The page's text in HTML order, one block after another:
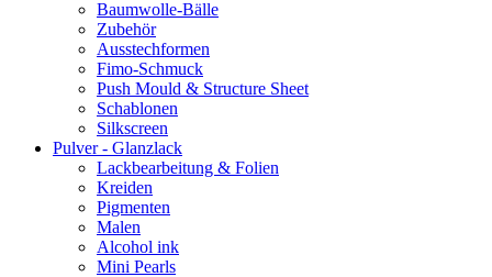
Baumwolle-Bälle
Zubehör
Ausstechformen
Fimo-Schmuck
Push Mould & Structure Sheet
Schablonen
Silkscreen
Pulver - Glanzlack
Lackbearbeitung & Folien
Kreiden
Pigmenten
Malen
Alcohol ink
Mini Pearls